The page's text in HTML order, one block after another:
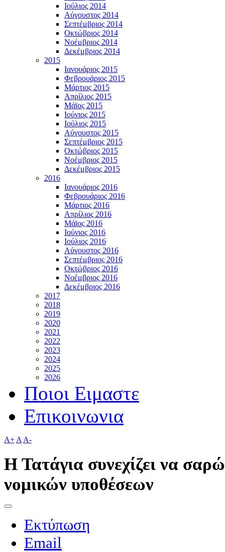
Ιούλιος 2014
Αύγουστος 2014
Σεπτέμβριος 2014
Οκτώβριος 2014
Νοέμβριος 2014
Δεκέμβριος 2014
2015
Ιανουάριος 2015
Φεβρουάριος 2015
Μάρτιος 2015
Απρίλιος 2015
Μάϊος 2015
Ιούνιος 2015
Ιούλιος 2015
Αύγουστος 2015
Σεπτέμβριος 2015
Οκτώβριος 2015
Νοέμβριος 2015
Δεκέμβριος 2015
2016
Ιανουάριος 2016
Φεβρουάριος 2016
Μάρτιος 2016
Απρίλιος 2016
Μάϊος 2016
Ιούνιος 2016
Ιούλιος 2016
Αύγουστος 2016
Σεπτέμβριος 2016
Οκτώβριος 2016
Νοέμβριος 2016
Δεκέμβριος 2016
2017
2018
2019
2020
2021
2022
2023
2024
2025
2026
Ποιοι Ειμαστε
Επικοινωνια
A+ A A-
Η Τατάγια συνεχίζει να
νομικών υποθέσεων
Εκτύπωση
Email